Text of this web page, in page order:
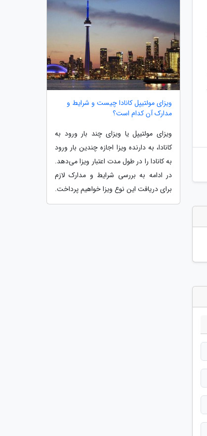
ویزای مولتیپل کانادا چیست و شرایط و
مدارک آن کدام است؟
ویزای مولتیپل یا ویزای چند بار ورود به
کانادا، به دارنده ویزا اجازه چندین بار ورود
به کانادا را در طول مدت اعتبار ویزا می‌دهد.
در ادامه به بررسی شرایط و مدارک لازم
برای دریافت این نوع ویزا خواهیم پرداخت.